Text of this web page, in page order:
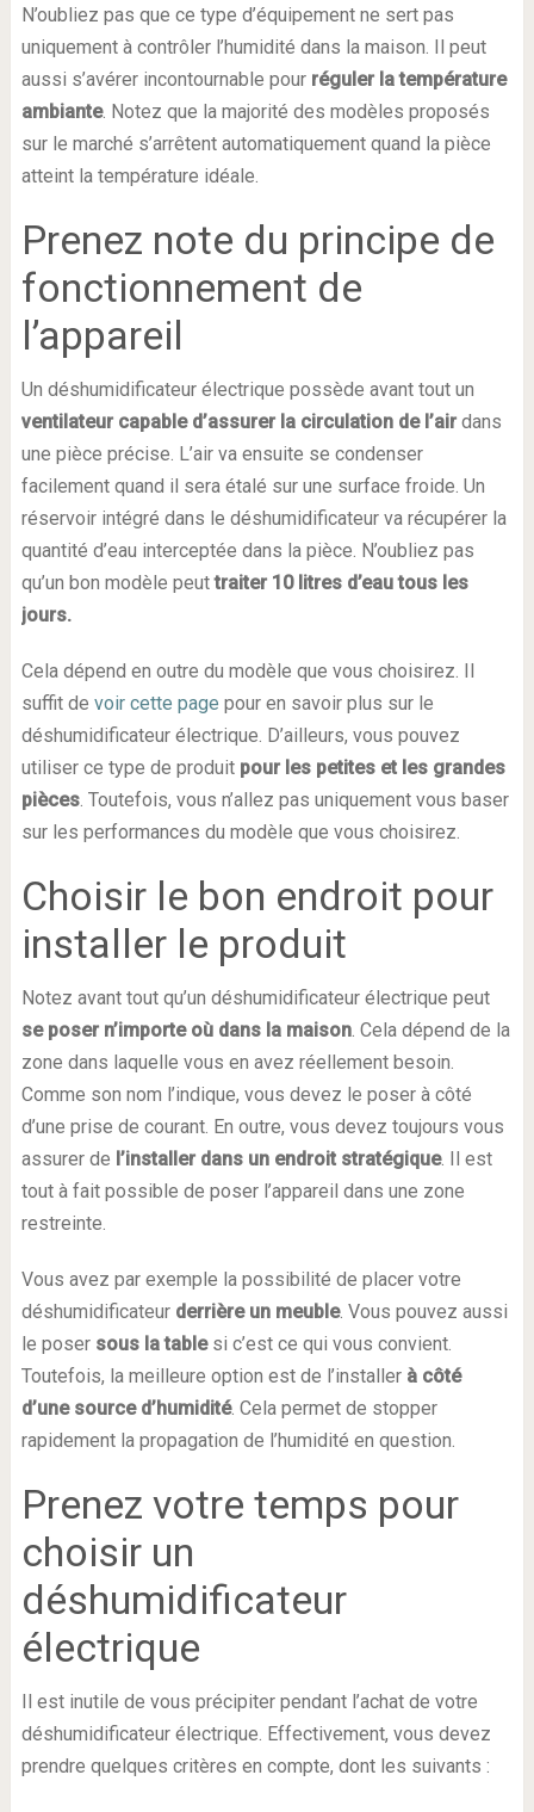
N’oubliez pas que ce type d’équipement ne sert pas
uniquement à contrôler l’humidité dans la maison. Il peut
aussi s’avérer incontournable pour réguler la température
ambiante. Notez que la majorité des modèles proposés
sur le marché s’arrêtent automatiquement quand la pièce
atteint la température idéale.
Prenez note du principe de
fonctionnement de
l’appareil
Un déshumidificateur électrique possède avant tout un
ventilateur capable d’assurer la circulation de l’airdans
une pièce précise. L’air va ensuite se condenser
facilement quand il sera étalé sur une surface froide. Un
réservoir intégré dans le déshumidificateur va récupérer la
quantité d’eau interceptée dans la pièce. N’oubliez pas
qu’un bon modèle peuttraiter 10 litres d’eau tous les
jours.
Cela dépend en outre du modèle que vous choisirez. Il
suffit de voir cette page pour en savoir plus sur le
déshumidificateur électrique. D’ailleurs, vous pouvez
utiliser ce type de produit pour les petites et les grandes
pièces. Toutefois, vous n’allez pas uniquement vous baser
sur les performances du modèle que vous choisirez.
Choisir le bon endroit pour
installer le produit
Notez avant tout qu’un déshumidificateur électrique peut
se poser n’importe où dans la maison. Cela dépend de la
zone dans laquelle vous en avez réellement besoin.
Comme son nom l’indique, vous devez le poser à côté
d’une prise de courant. En outre, vous devez toujours vous
assurer de l’installer dans un endroit stratégique. Il est
tout à fait possible de poser l’appareil dans une zone
restreinte.
Vous avez par exemple la possibilité de placer votre
déshumidificateur derrière un meuble. Vous pouvez aussi
le poser sous la tablesi c’est ce qui vous convient.
Toutefois, la meilleure option est de l’installer à côté
d’une source d’humidité. Cela permet de stopper
rapidement la propagation de l’humidité en question.
Prenez votre temps pour
choisir un
déshumidificateur
électrique
Il est inutile de vous précipiter pendant l’achat de votre
déshumidificateur électrique. Effectivement, vous devez
prendre quelques critères en compte, dont les suivants :